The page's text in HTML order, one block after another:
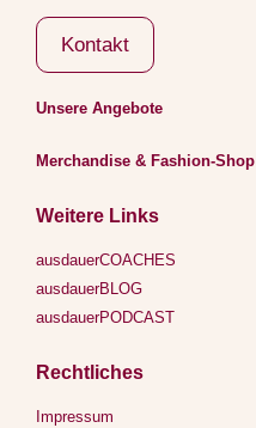
Kontakt
Unsere Angebote
Merchandise & Fashion-Shop
Weitere Links
ausdauerCOACHES
ausdauerBLOG
ausdauerPODCAST
Rechtliches
Impressum